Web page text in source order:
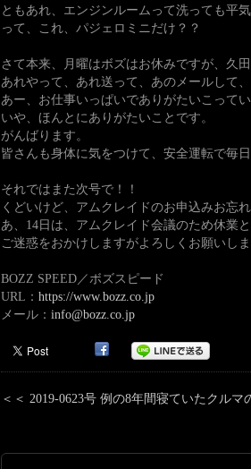
ともあれ、エンジンルームって洗っても平
って、これ、パジェロミニだけ？？
さて本来、月曜はボズはお休みですが、久
あれやって、あれ送って、あのメールして
あー、お仕事いっぱいでありがたいこってい
いや、ほんとにありがたいことです。
がんばります。
皆さんも身体に気をつけて、安全運転で毎
それではまた次号で！！
くどいけど、アムクレイドのお申込みお忘れ
あ、14日は、アムクレイド会議のため休業と
ご迷惑をおかけしますがよろしくお願いしま
BOZZ SPEED／ボズスピード
URL： https://www.bozz.co.jp
メール： info@bozz.co.jp
＜＜ 2019-0623号 例の8年間寝ていたクルマ